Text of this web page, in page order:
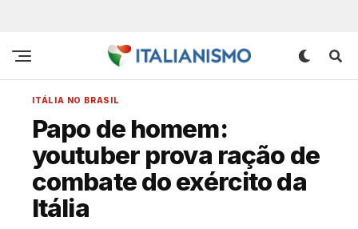
ITÁLIA NO BRASIL
Papo de homem:
youtuber prova ração de
combate do exército da
Itália